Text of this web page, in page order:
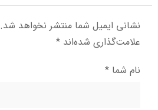
نشانی ایمیل شما منتشر نخواهد شد.
علامت‌گذاری شده‌اند *
نام شما *